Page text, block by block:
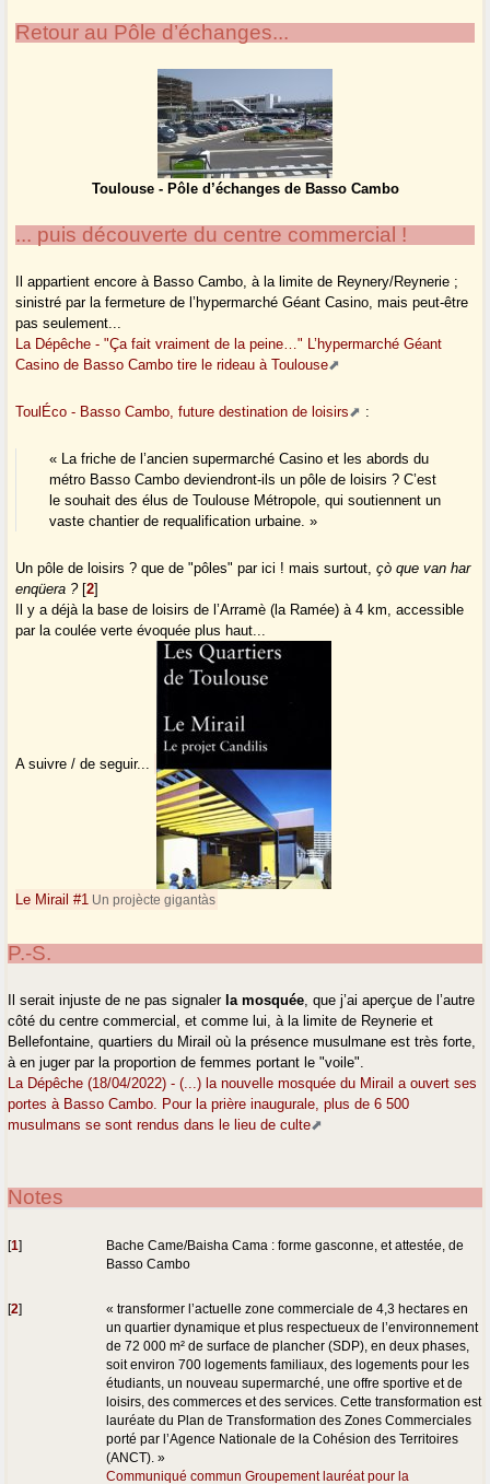
Retour au Pôle d’échanges...
Toulouse - Pôle d’échanges de Basso Cambo
... puis découverte du centre commercial !
Il appartient encore à Basso Cambo, à la limite de Reynery/Reynerie ;
sinistré par la fermeture de l’hypermarché Géant Casino, mais peut-être
pas seulement...
La Dépêche - "Ça fait vraiment de la peine…" L’hypermarché Géant
Casino de Basso Cambo tire le rideau à Toulouse
ToulÉco - Basso Cambo, future destination de loisirs :
« La friche de l’ancien supermarché Casino et les abords du
métro Basso Cambo deviendront-ils un pôle de loisirs ? C’est
le souhait des élus de Toulouse Métropole, qui soutiennent un
vaste chantier de requalification urbaine. »
Un pôle de loisirs ? que de "pôles" par ici ! mais surtout,çò que van har
enqüera ?[2]
Il y a déjà la base de loisirs de l’Arramè (la Ramée) à 4 km, accessible
par la coulée verte évoquée plus haut...
A suivre / de seguir...
Le Mirail #1 Un projècte gigantàs
P.-S.
Il serait injuste de ne pas signaler la mosquée , que j’ai aperçue de l’autre
côté du centre commercial, et comme lui, à la limite de Reynerie et
Bellefontaine, quartiers du Mirail où la présence musulmane est très forte,
à en juger par la proportion de femmes portant le "voile".
La Dépêche (18/04/2022) - (...) la nouvelle mosquée du Mirail a ouvert ses
portes à Basso Cambo. Pour la prière inaugurale, plus de 6 500
musulmans se sont rendus dans le lieu de culte
Notes
[1]
Bache Came/Baisha Cama : forme gasconne, et attestée, de
Basso Cambo
[2]
« transformer l’actuelle zone commerciale de 4,3 hectares en
un quartier dynamique et plus respectueux de l’environnement
de 72 000 m² de surface de plancher (SDP), en deux phases,
soit environ 700 logements familiaux, des logements pour les
étudiants, un nouveau supermarché, une offre sportive et de
loisirs, des commerces et des services. Cette transformation est
lauréate du Plan de Transformation des Zones Commerciales
porté par l’Agence Nationale de la Cohésion des Territoires
(ANCT). »
Communiqué commun Groupement lauréat pour la